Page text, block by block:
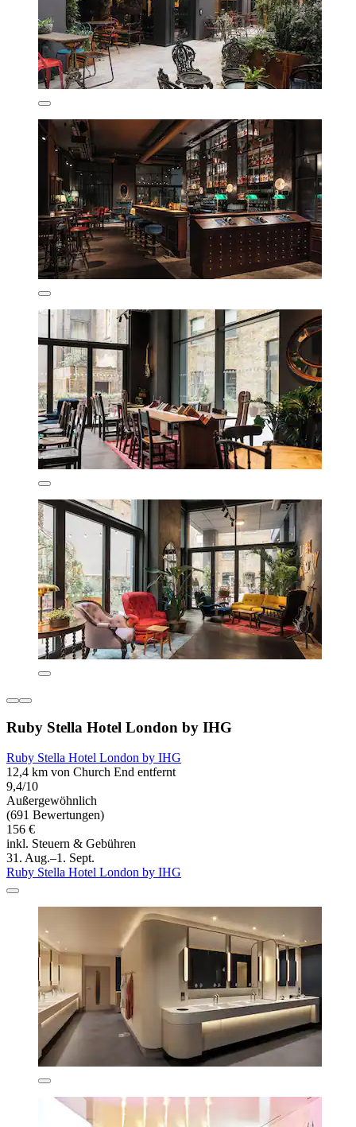
Ruby Stella Hotel London by IHG
Ruby Stella Hotel London by IHG
12,4 km von Church End entfernt
9,4/10
Außergewöhnlich
(691 Bewertungen)
156 €
inkl. Steuern & Gebühren
31. Aug.–1. Sept.
Ruby Stella Hotel London by IHG